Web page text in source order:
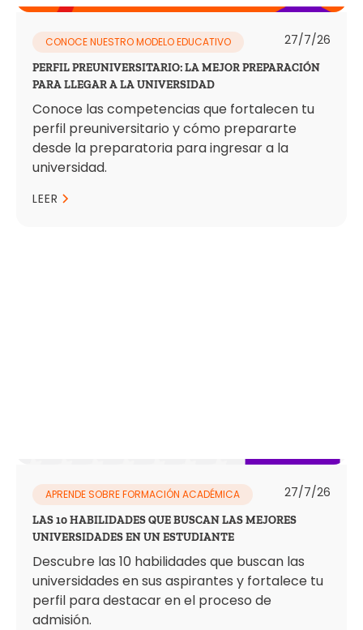
CONOCE NUESTRO MODELO EDUCATIVO 27/7/26
PERFIL PREUNIVERSITARIO: LA MEJOR PREPARACIÓN
PARA LLEGAR A LA UNIVERSIDAD
Conoce las competencias que fortalecen tu
perfil preuniversitario y cómo prepararte
desde la preparatoria para ingresar a la
universidad.
LEER
APRENDE SOBRE FORMACIÓN ACADÉMICA 27/7/26
LAS 10 HABILIDADES QUE BUSCAN LAS MEJORES
UNIVERSIDADES EN UN ESTUDIANTE
Descubre las 10 habilidades que buscan las
universidades en sus aspirantes y fortalece tu
perfil para destacar en el proceso de
admisión.